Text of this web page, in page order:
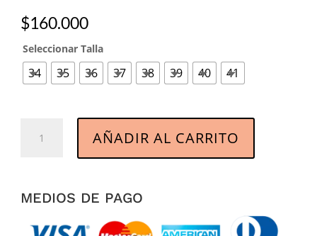
$160.000
Seleccionar Talla
34 35 36 37 38 39 40 41
Antonella
AÑADIR AL CARRITO
MEDIOS DE PAGO